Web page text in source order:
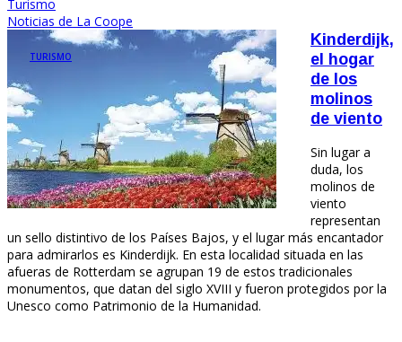
Turismo
Noticias de La Coope
TURISMO
Kinderdijk,
el hogar
de los
molinos
de viento
Sin lugar a
duda, los
molinos de
viento
representan
un sello distintivo de los Países Bajos, y el lugar más encantador
para admirarlos es Kinderdijk. En esta localidad situada en las
afueras de Rotterdam se agrupan 19 de estos tradicionales
monumentos, que datan del siglo XVIII y fueron protegidos por la
Unesco como Patrimonio de la Humanidad.